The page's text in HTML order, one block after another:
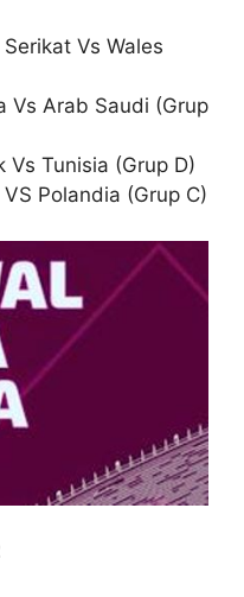
Vs Wales
Vs Arab Saudi (Grup
Vs Tunisia (Grup D)
Polandia (Grup C)